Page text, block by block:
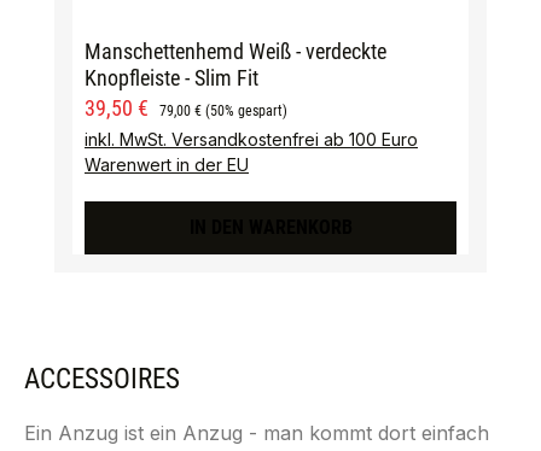
Manschettenhemd Weiß - verdeckte
Knopfleiste - Slim Fit
Verkaufspreis:
39,50 € Regulärer Preis:
79,00 € (50% gespart)
inkl. MwSt. Versandkostenfrei ab 100 Euro
Warenwert in der EU
ACCESSOIRES
Ein Anzug ist ein Anzug - man kommt dort einfach